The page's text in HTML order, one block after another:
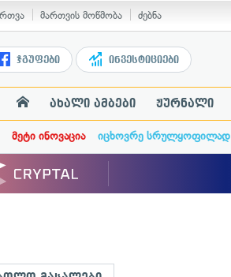
მართვის მოწმობა ძებნა
ჯგუფები ინვესტიციები
ახალი ამბები ჟურნალი
მეტი ინოვაცია იცხოვრე სრულყოფილად